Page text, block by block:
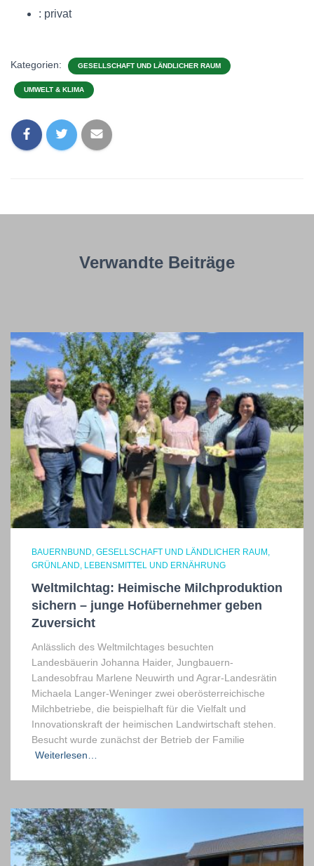
: privat
Kategorien: GESELLSCHAFT UND LÄNDLICHER RAUM
UMWELT & KLIMA
Verwandte Beiträge
BAUERNBUND GESELLSCHAFT UND LÄNDLICHER RAUM
GRÜNLAND LEBENSMITTEL UND ERNÄHRUNG
Weltmilchtag: Heimische Milchproduktion
sichern – junge Hofübernehmer geben
Zuversicht
Anlässlich des Weltmilchtages besuchten
Landesbäuerin Johanna Haider, Jungbauern-
Landesobfrau Marlene Neuwirth und Agrar-Landesrätin
Michaela Langer-Weninger zwei oberösterreichische
Milchbetriebe, die beispielhaft für die Vielfalt und
Innovationskraft der heimischen Landwirtschaft stehen.
Besucht wurde zunächst der Betrieb der Familie
Weiterlesen…